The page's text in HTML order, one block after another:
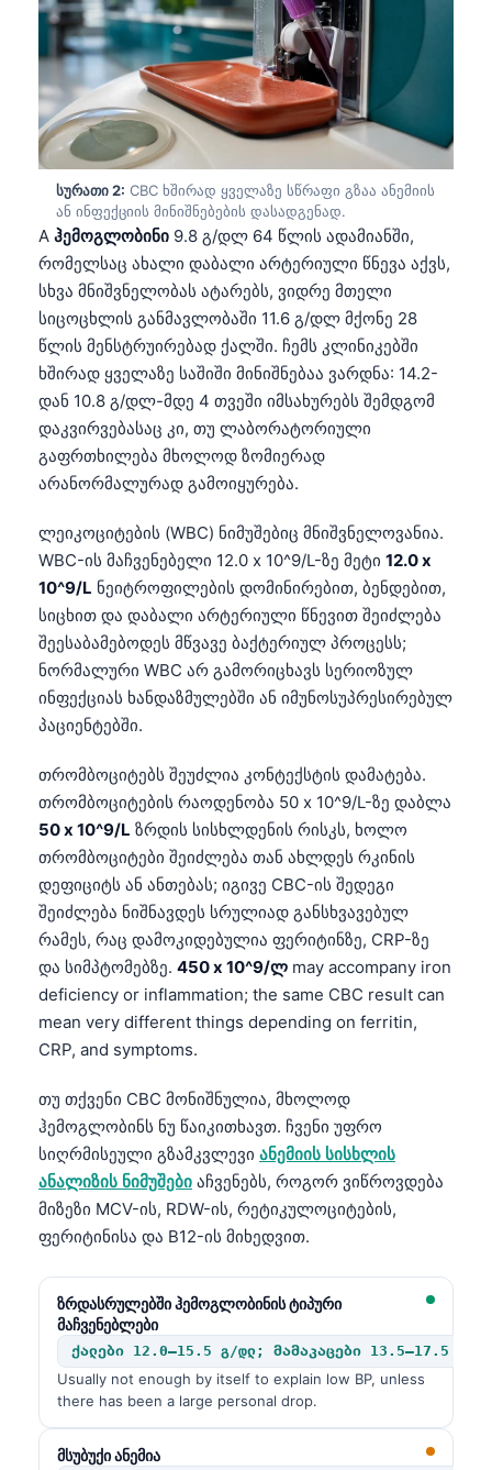
სურათი 2: CBC ხშირად ყველაზე სწრაფი გზაა ანემიის
ან ინფექციის მინიშნებების დასადგენად.
A ჰემოგლობინი 9.8 გ/დლ 64 წლის ადამიანში,
რომელსაც ახალი დაბალი არტერიული წნევა აქვს,
სხვა მნიშვნელობას ატარებს, ვიდრე მთელი
სიცოცხლის განმავლობაში 11.6 გ/დლ მქონე 28
წლის მენსტრუირებად ქალში. ჩემს კლინიკებში
ხშირად ყველაზე საშიში მინიშნებაა ვარდნა: 14.2-
დან 10.8 გ/დლ-მდე 4 თვეში იმსახურებს შემდგომ
დაკვირვებასაც კი, თუ ლაბორატორიული
გაფრთხილება მხოლოდ ზომიერად
არანორმალურად გამოიყურება.
ლეიკოციტების (WBC) ნიმუშებიც მნიშვნელოვანია.
WBC-ის მაჩვენებელი 12.0 x 10^9/L-ზე მეტი 12.0 x
10^9/L ნეიტროფილების დომინირებით, ბენდებით,
სიცხით და დაბალი არტერიული წნევით შეიძლება
შეესაბამებოდეს მწვავე ბაქტერიულ პროცესს;
ნორმალური WBC არ გამორიცხავს სერიოზულ
ინფექციას ხანდაზმულებში ან იმუნოსუპრესირებულ
პაციენტებში.
თრომბოციტებს შეუძლია კონტექსტის დამატება.
თრომბოციტების რაოდენობა 50 x 10^9/L-ზე დაბლა
50 x 10^9/L ზრდის სისხლდენის რისკს, ხოლო
თრომბოციტები შეიძლება თან ახლდეს რკინის
დეფიციტს ან ანთებას; იგივე CBC-ის შედეგი
შეიძლება ნიშნავდეს სრულიად განსხვავებულ
რამეს, რაც დამოკიდებულია ფერიტინზე, CRP-ზე
და სიმპტომებზე. 450 x 10^9/ლ may accompany iron
deficiency or inflammation; the same CBC result can
mean very different things depending on ferritin,
CRP, and symptoms.
თუ თქვენი CBC მონიშნულია, მხოლოდ
ჰემოგლობინს ნუ წაიკითხავთ. ჩვენი უფრო
სიღრმისეული გზამკვლევი ანემიის სისხლის
ანალიზის ნიმუშები აჩვენებს, როგორ ვიწროვდება
მიზეზი MCV-ის, RDW-ის, რეტიკულოციტების,
ფერიტინისა და B12-ის მიხედვით.
ზრდასრულებში ჰემოგლობინის ტიპური
მაჩვენებლები
ქალები 12.0–15.5 გ/დლ; მამაკაცები 13.5–17.5 გ/დლ
Usually not enough by itself to explain low BP, unless
there has been a large personal drop.
მსუბუქი ანემია